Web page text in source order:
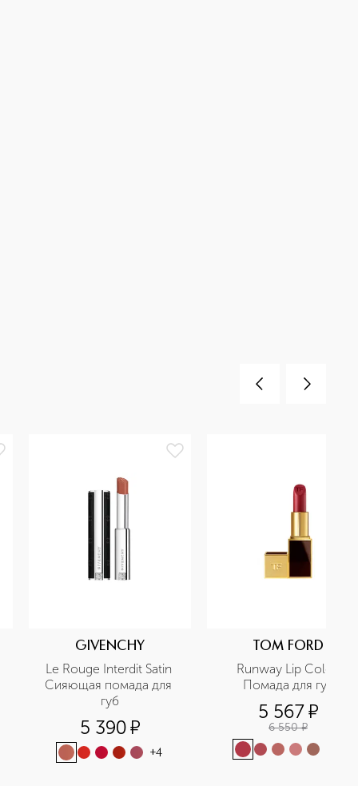
GIVENCHY
Le Rouge Interdit Satin
Сияющая помада для
губ
5 390¤
+4
TOM FORD
Runway Lip Color
Помада для губ
5 567¤
6 550 ¤